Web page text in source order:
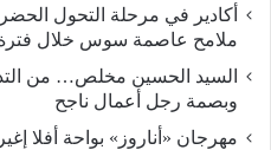
أكادير في مرحلة التحول
ملامح عاصمة سوس خلال
السيد الحسين مخلص… من
وبصمة رجل أعمال ناجح
مهرجان «أناروز» بواحة أفلا